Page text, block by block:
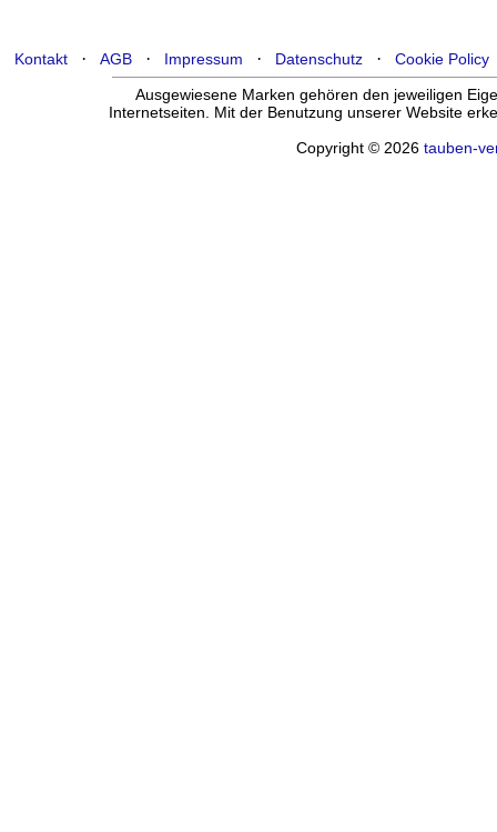
Kontakt· AGB· Impressum · Datenschutz· Cookie Policy
Ausgewiesene Marken gehören den jeweiligen
Internetseiten. Mit der Benutzung unserer Website
Copyright © 2026 tauben-